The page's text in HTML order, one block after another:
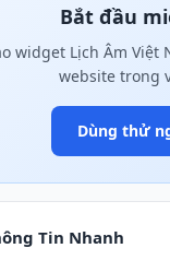
Bắt đầu
widget Lịch Âm Việt
website trong
Dùng thử
Tin Nhanh